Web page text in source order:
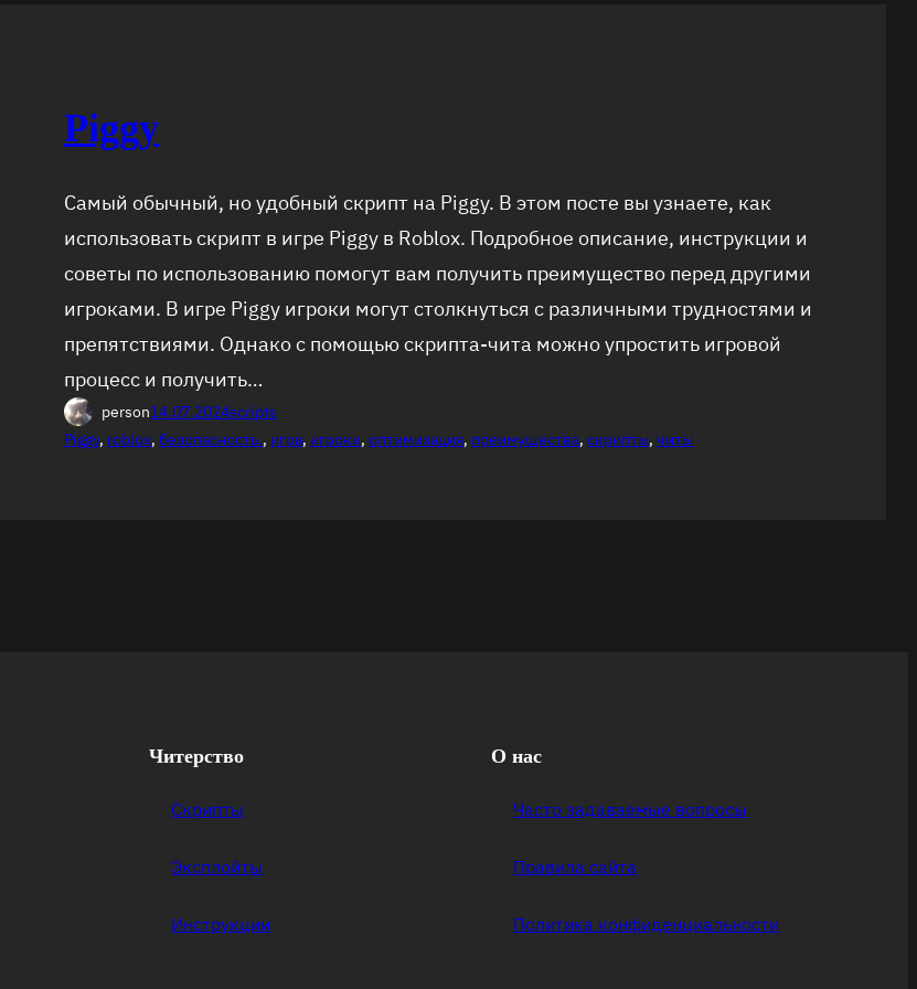
Piggy
Самый обычный, но удобный скрипт на Piggy. В этом посте вы узнаете, как
использовать скрипт в игре Piggy в Roblox. Подробное описание, инструкции и
советы по использованию помогут вам получить преимущество перед другими
игроками. В игре Piggy игроки могут столкнуться с различными трудностями и
препятствиями. Однако с помощью скрипта-чита можно упростить игровой
процесс и получить…
person14.07.2024scripts
Piggy, roblox, безопасность., игра, игроки, оптимизация, преимущества, скрипты, читы
Читерство
Скрипты
Эксплойты
Инструкции
О нас
Часто задаваемые вопросы
Правила сайта
Политика конфиденциальности